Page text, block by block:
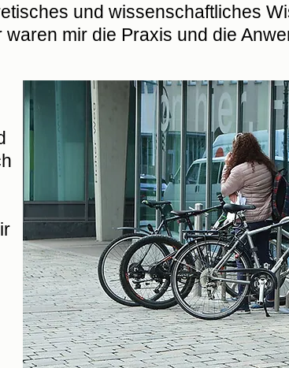
und wissenschaftliches
mir die Praxis und die